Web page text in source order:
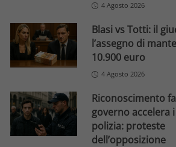
4 Agosto 2026
Blasi vs Totti: il
l’assegno di
10.900 euro
4 Agosto 2026
Riconoscimento
governo accelera
polizia: proteste
dell’opposizione